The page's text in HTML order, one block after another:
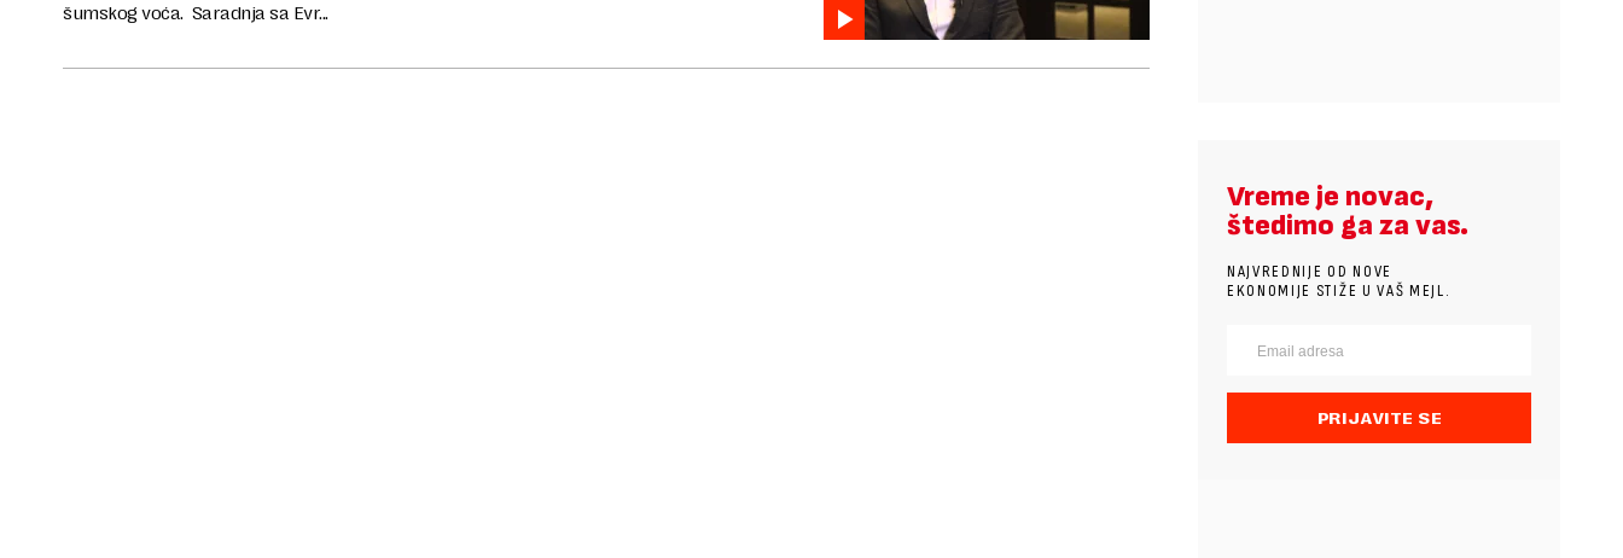
šumskog voća. Saradnja sa Evr...
Vreme je novac,
štedimo ga za vas.
NAJVREDNIJE OD NOVE
EKONOMIJE STIŽE U VAŠ MEJL.
PRIJAVITE SE